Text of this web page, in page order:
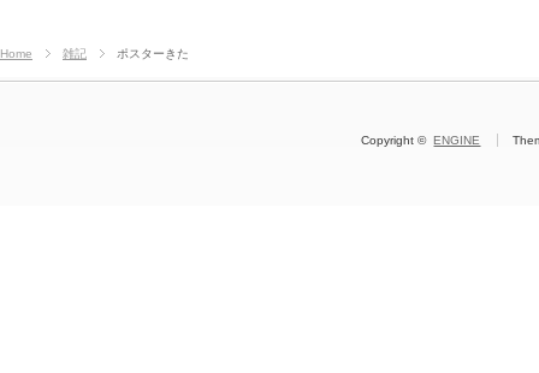
Home 雑記 ポスターきた
Copyright ©ENGINE